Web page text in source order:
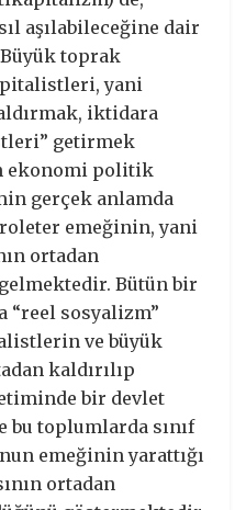
aşılabileceğine dair
toprak
yani
iktidara
getirmek
ekonomi politik
gerçek anlamda
emeğinin, yani
ortadan
Bütün bir
“reel sosyalizm”
ve büyük
kaldırılıp
bir devlet
bu toplumlarda sınıf
emeğinin yarattığı
ortadan